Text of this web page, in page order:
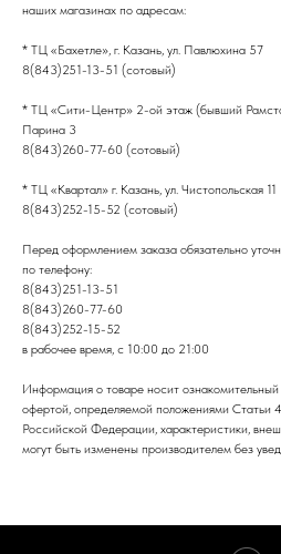
наших магазинах по адресам:
* ТЦ «Бахетле», г. Казань, ул. Павлюхина 57
8(843)251-13-51 (сотовый)
* ТЦ «Сити-Центр» 2-ой этаж (бывший
Парина 3
8(843)260-77-60 (сотовый)
* ТЦ «Квартал» г. Казань, ул. Чистопольская 11
8(843)252-15-52 (сотовый)
Перед оформлением заказа обязательно
по телефону:
8(843)251-13-51
8(843)260-77-60
8(843)252-15-52
в рабочее время, с 10:00 до 21:00
Информация о товаре носит ознакомительный
офертой, определяемой положениями Статьи
Российской Федерации, характеристики,
могут быть изменены производителем без